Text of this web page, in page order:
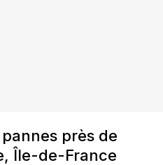
près de
Île-de-France